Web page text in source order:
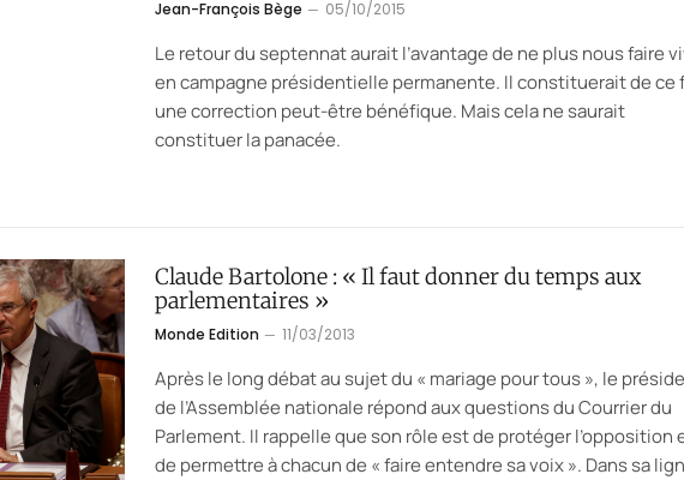
Jean-François Bège 05/10/2015
Le retour du septennat aurait l’avantage de ne plus nous faire
en campagne présidentielle permanente. Il constituerait de ce
une correction peut-être bénéfique. Mais cela ne saurait
constituer la panacée.
Claude Bartolone : « Il faut donner du temps aux
parlementaires »
Monde Edition 11/03/2013
Après le long débat au sujet du « mariage pour tous », le
de l’Assemblée nationale répond aux questions du Courrier du
Parlement. Il rappelle que son rôle est de protéger l’opposition
de permettre à chacun de « faire entendre sa voix ». Dans sa